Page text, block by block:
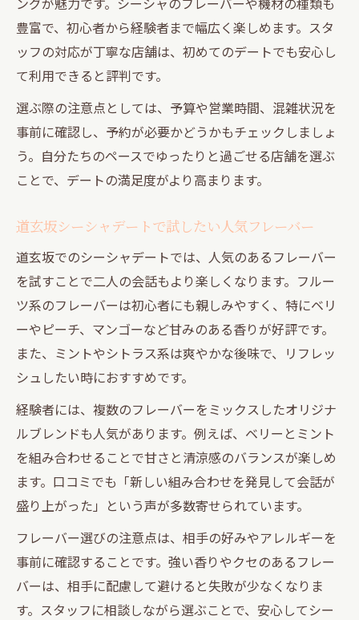
豊富で、初心者から経験者まで幅広く楽しめます。スタ
ッフの対応が丁寧な店舗は、初めてのデートでも安心し
て利用できると評判です。
選ぶ際の注意点としては、予算や営業時間、混雑状況を
事前に確認し、予約が必要かどうかもチェックしましょ
う。自分たちのペースでゆったりと過ごせる店舗を選ぶ
ことで、デートの満足度がより高まります。
道玄坂シーシャデートで試したい人気フレーバー
道玄坂でのシーシャデートでは、人気のあるフレーバー
を試すことで二人の会話もより楽しくなります。フルー
ツ系のフレーバーは初心者にも親しみやすく、特にベリ
ーやピーチ、マンゴーなど甘みのある香りが好評です。
また、ミントやシトラス系は爽やかな後味で、リフレッ
シュしたい時におすすめです。
経験者には、複数のフレーバーをミックスしたオリジナ
ルブレンドも人気があります。例えば、ベリーとミント
を組み合わせることで甘さと清涼感のバランスが楽しめ
ます。口コミでも「新しい組み合わせを発見して会話が
盛り上がった」という声が多数寄せられています。
フレーバー選びの注意点は、相手の好みやアレルギーを
事前に確認することです。強い香りやクセのあるフレー
バーは、相手に配慮して避けると失敗が少なくなりま
す。スタッフに相談しながら選ぶことで、安心してシー